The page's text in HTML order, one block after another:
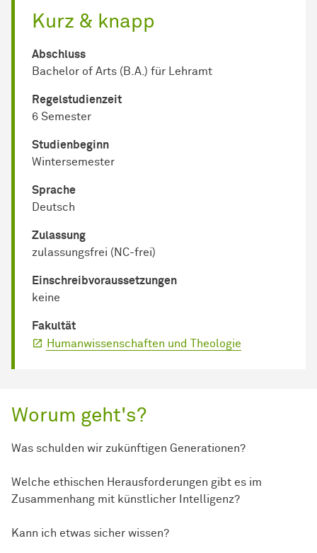
Kurz & knapp
Abschluss
Bachelor of Arts (B.A.) für Lehramt
Regel­studienzeit
6 Semester
Studienbeginn
Wintersemester
Sprache
Deutsch
Zulassung
zulassungsfrei (NC-frei)
Einschreib­voraussetzungen
keine
Fakultät
Humanwissenschaften und Theologie
Worum geht's?
Was schulden wir zukünftigen Generationen?
Welche ethischen Herausforderungen gibt es im
Zusammenhang mit künstlicher Intelligenz?
Kann ich etwas sicher wissen?